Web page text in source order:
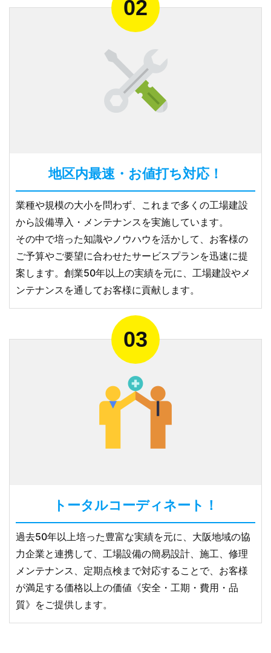
地区内最速・お値打ち対応！
業種や規模の大小を問わず、これまで多くの工場建設
から設備導入・メンテナンスを実施しています。
その中で培った知識やノウハウを活かして、お客様の
ご予算やご要望に合わせたサービスプランを迅速に提
案します。創業50年以上の実績を元に、工場建設やメ
ンテナンスを通してお客様に貢献します。
トータルコーディネート！
過去50年以上培った豊富な実績を元に、大阪地域の協
力企業と連携して、工場設備の簡易設計、施工、修理
メンテナンス、定期点検まで対応することで、お客様
が満足する価格以上の価値《安全・工期・費用・品
質》をご提供します。